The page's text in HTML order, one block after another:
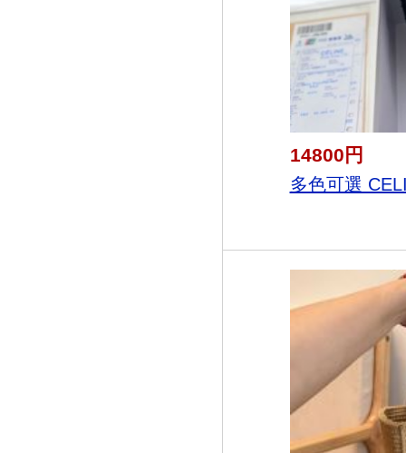
14800円
多色可選